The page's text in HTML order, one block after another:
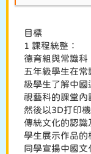
目標
1 課程統整：
德育組與常識
五年級學生在
級學生了解中國
視藝科的課堂內
然後以3D打印
傳統文化的認
學生展示作品
同學宣揚中國文